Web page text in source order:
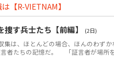
【R-VIETNAM】
す兵士たち【前編】
(2日)
は、ほとんどの場合、ほんのわず
者たちの記憶だ。 「証言者が場所